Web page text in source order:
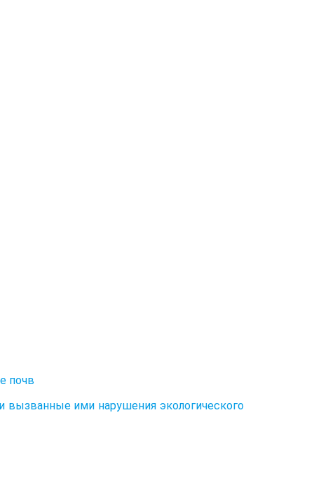
почв
вызванные ими нарушения экологического